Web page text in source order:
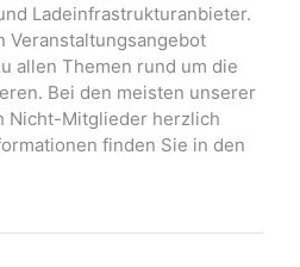
Ladeinfrastrukturanbieter.
Veranstaltungsangebot
allen Themen rund um die
Bei den meisten unserer
Nicht-Mitglieder herzlich
finden Sie in den